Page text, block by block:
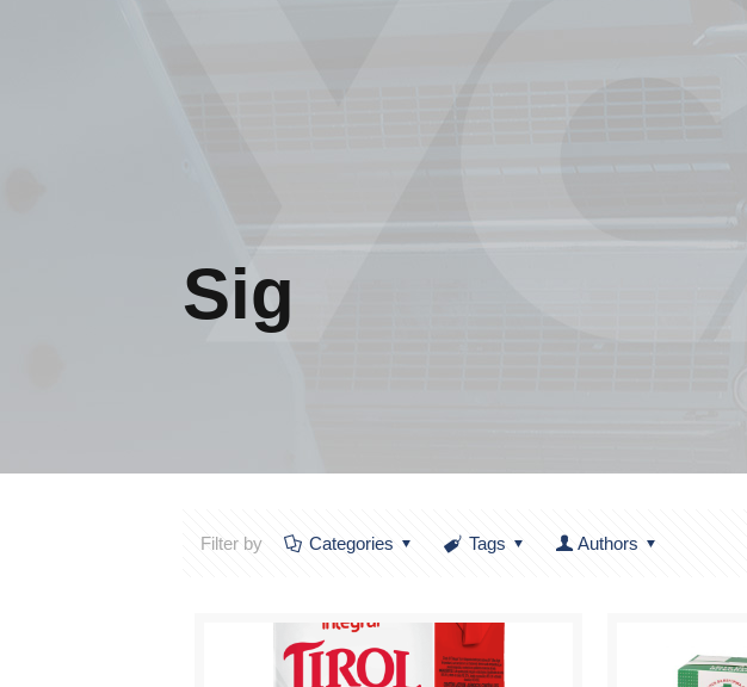
Sig
Filter by Categories Tags Authors